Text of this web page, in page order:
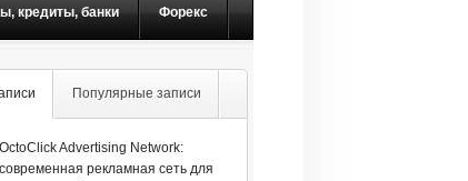
кредиты, банки Форекс
Популярные записи
OctoClick Advertising Network:
современная рекламная сеть для